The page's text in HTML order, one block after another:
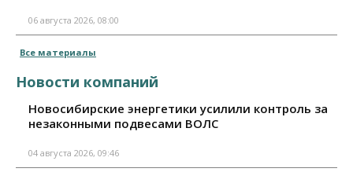
06 августа 2026, 08:00
Все материалы
Новости компаний
Новосибирские энергетики усилили контроль за
незаконными подвесами ВОЛС
04 августа 2026, 09:46